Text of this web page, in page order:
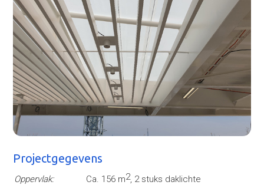
Projectgegevens
Oppervlak: Ca. 156 m2, 2 stuks daklichte